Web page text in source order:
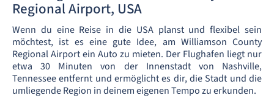
Regional Airport, USA
Wenn du eine Reise in die USA planst und flexibel sein
möchtest, ist es eine gute Idee, am Williamson County
Regional Airport ein Auto zu mieten. Der Flughafen liegt nur
etwa 30 Minuten von der Innenstadt von Nashville,
Tennessee entfernt und ermöglicht es dir, die Stadt und die
umliegende Region in deinem eigenen Tempo zu erkunden.